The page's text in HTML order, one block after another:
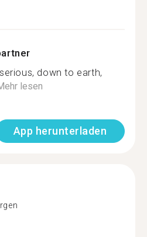
down to earth,
lesen
App herunterladen